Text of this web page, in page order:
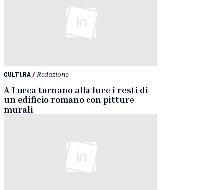
CULTURA/ Redazione
A Lucca tornano alla luce i resti di
un edificio romano con pitture
murali